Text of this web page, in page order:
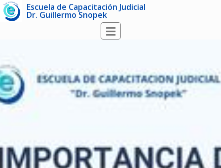
Escuela de Capacitación Judicial
Dr. Guillermo Snopek